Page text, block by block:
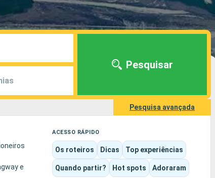
Pesquisar
Pesquisa avançada
e
ACESSO RÁPIDO
Os roteiros Dicas Top experiências
Quando partir? Hot spots Adoraram